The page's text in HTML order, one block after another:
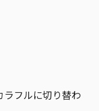
フルに切り替わ